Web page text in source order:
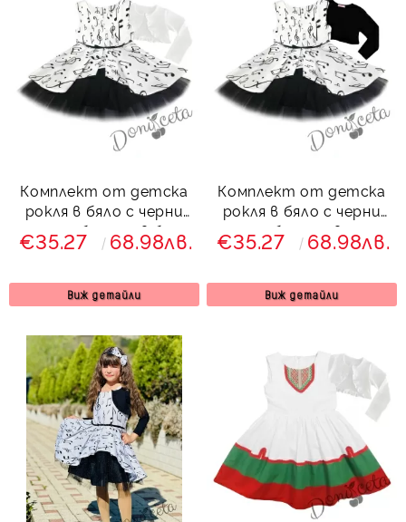
Комплект от детска
рокля в бяло с черни
ноти и болеро в бяло
€35.27 68.98лв.
Виж детайли
Комплект от детска
рокля в бяло с черни
ноти и болеро в черно
€35.27 68.98лв.
Виж детайли